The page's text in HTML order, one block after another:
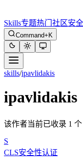
Skills专题热门 社区安全
Command+K
skills/ipavlidakis
ipavlidakis
该作者当前已收录 1 个
S
CLS安全性认证